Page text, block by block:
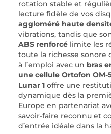
rotation stable et
lecture fidèle de vos
aggloméré haute
vibrations, tandis que
ABS renforcé limite les
toute la richesse sonore
à l’emploi avec un bras
une cellule Ortofon
Lunar 1 offre une
dynamique dès la
Europe en partenariat
savoir-faire reconnu et
d’entrée idéale dans la